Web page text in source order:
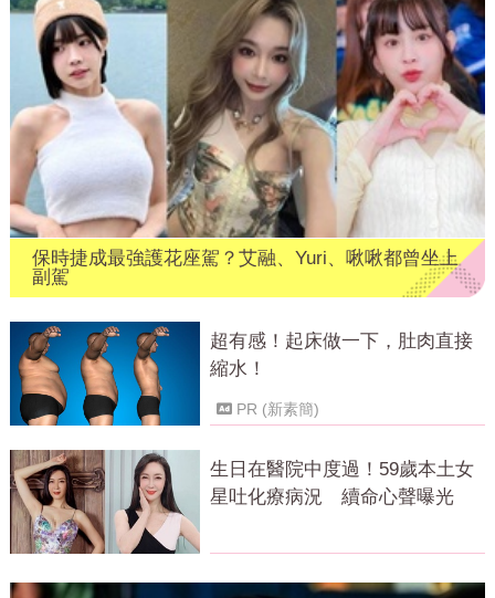
保時捷成最強護花座駕？艾融、Yuri、啾啾都曾坐上
副駕
超有感！起床做一下，肚肉直接
縮水！
PR (新素簡)
生日在醫院中度過！59歲本土女
星吐化療病況 續命心聲曝光